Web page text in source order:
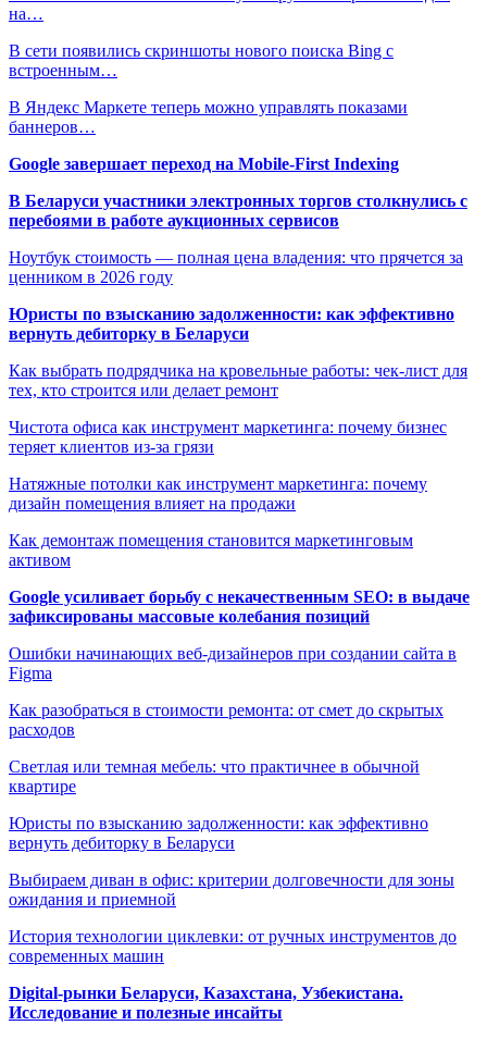
на…
В сети появились скриншоты нового поиска Bing с
встроенным…
В Яндекс Маркете теперь можно управлять показами
баннеров…
Google завершает переход на Mobile-First Indexing
В Беларуси участники электронных торгов столкнулись с
перебоями в работе аукционных сервисов
Ноутбук стоимость — полная цена владения: что прячется за
ценником в 2026 году
Юристы по взысканию задолженности: как эффективно
вернуть дебиторку в Беларуси
Как выбрать подрядчика на кровельные работы: чек-лист для
тех, кто строится или делает ремонт
Чистота офиса как инструмент маркетинга: почему бизнес
теряет клиентов из-за грязи
Натяжные потолки как инструмент маркетинга: почему
дизайн помещения влияет на продажи
Как демонтаж помещения становится маркетинговым
активом
Google усиливает борьбу с некачественным SEO: в выдаче
зафиксированы массовые колебания позиций
Ошибки начинающих веб-дизайнеров при создании сайта в
Figma
Как разобраться в стоимости ремонта: от смет до скрытых
расходов
Светлая или темная мебель: что практичнее в обычной
квартире
Юристы по взысканию задолженности: как эффективно
вернуть дебиторку в Беларуси
Выбираем диван в офис: критерии долговечности для зоны
ожидания и приемной
История технологии циклевки: от ручных инструментов до
современных машин
Digital-рынки Беларуси, Казахстана, Узбекистана.
Исследование и полезные инсайты